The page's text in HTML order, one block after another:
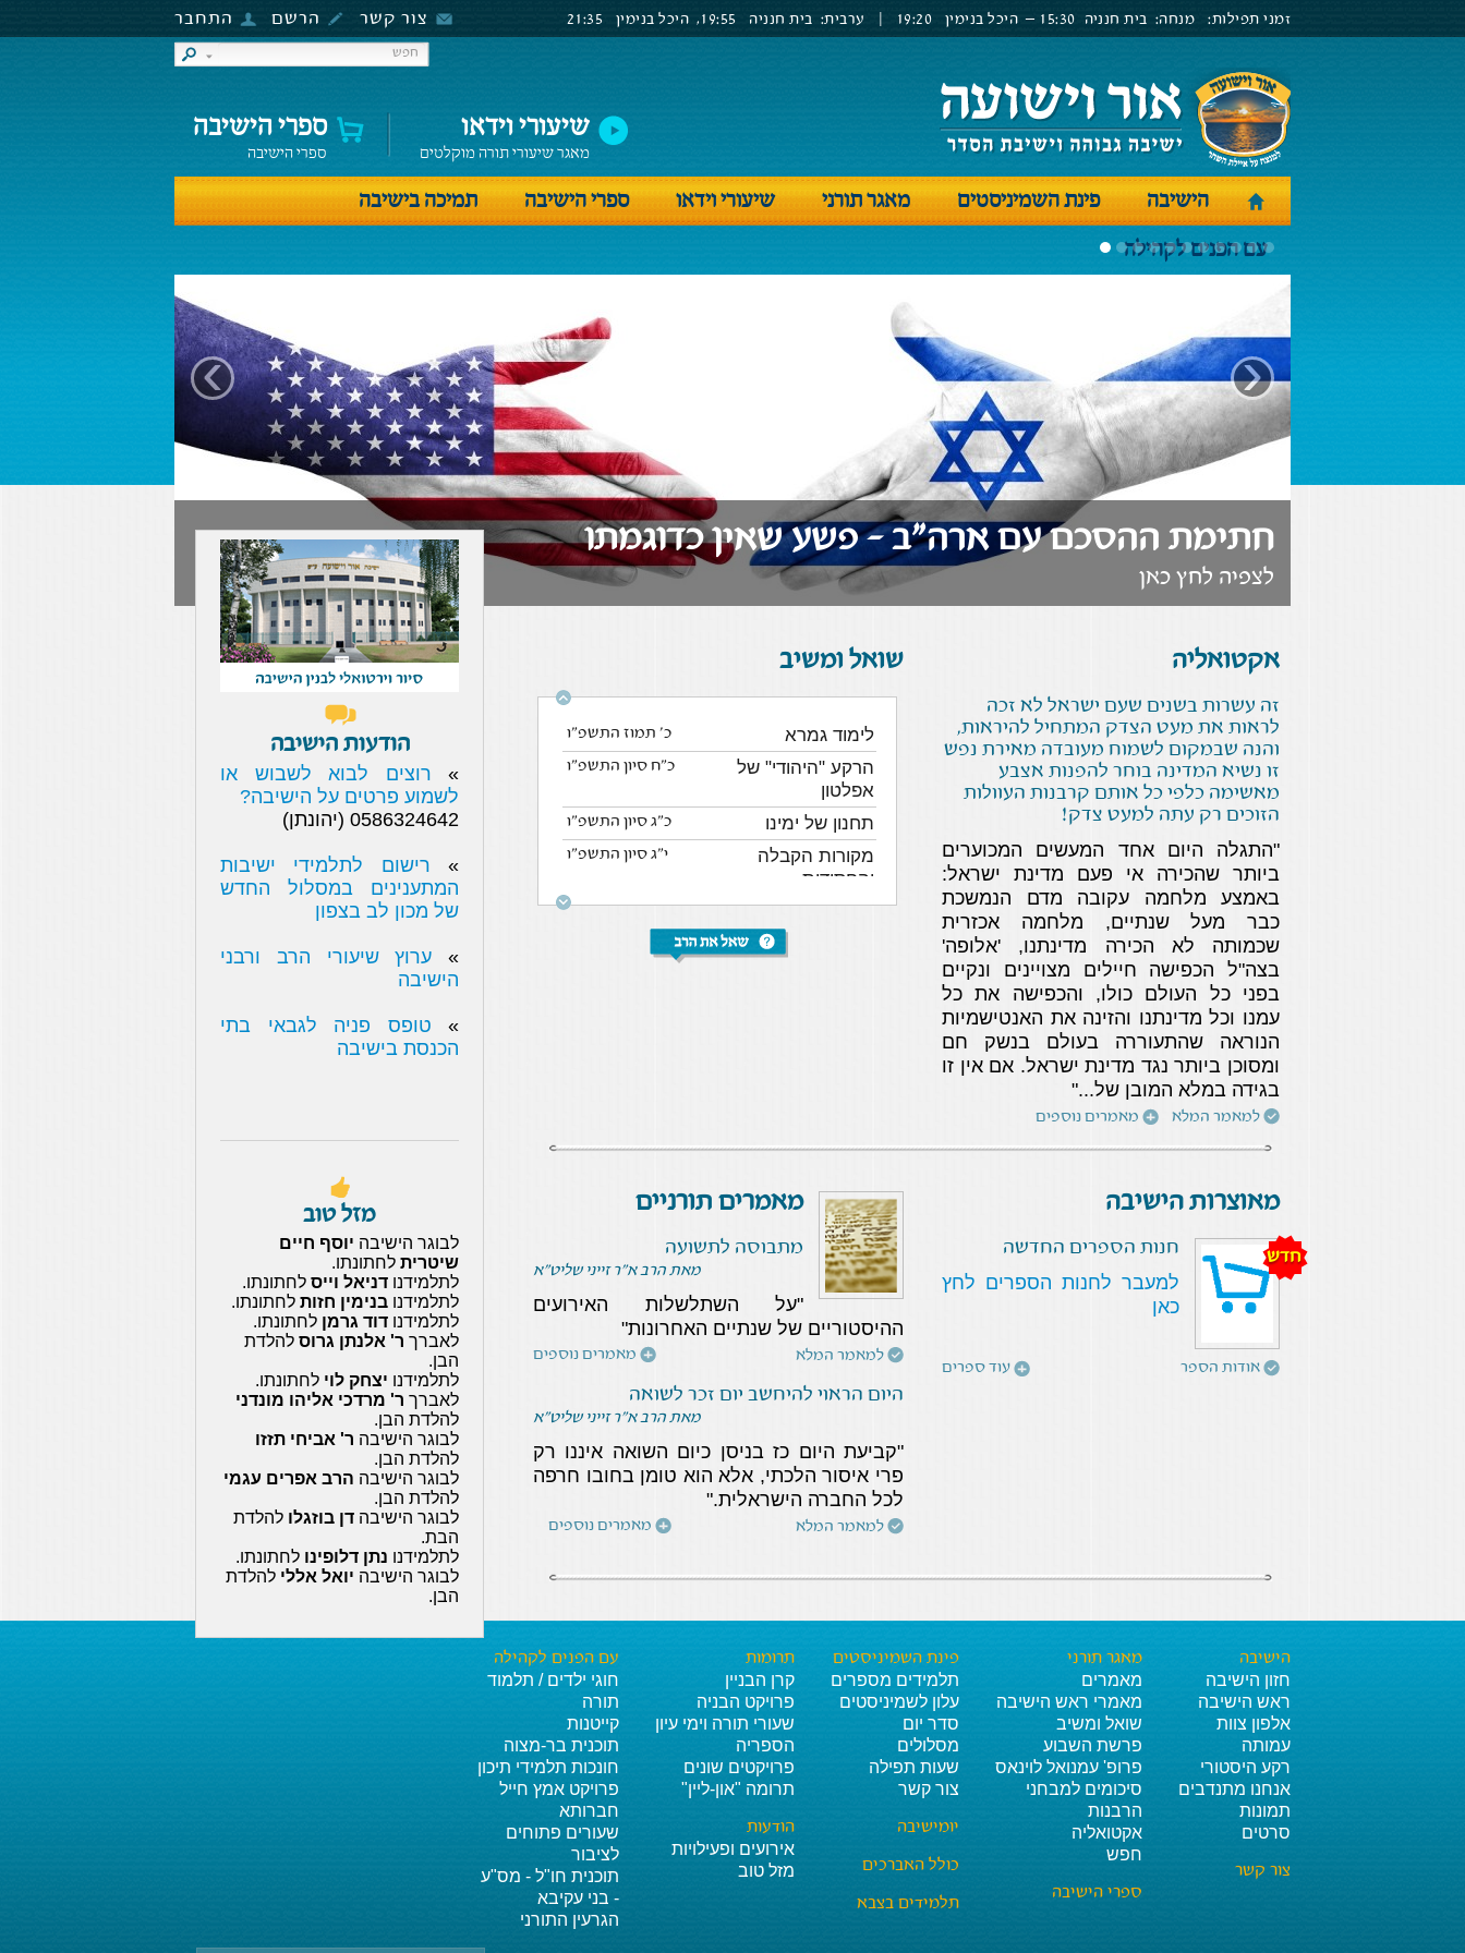
זמני תפילות: מנחה: בית חנניה 15:30 – היכל בנימין ערבית: בית חנניה היכל בנימין צור קשר הרשם התחבר
שיעורי וידאו
מאגר שיעורי תורה מוקלטים
ספרי הישיבה
ספרי הישיבה
הישיבה פינת השמיניסטים מאגר תורני שיעורי וידאו ספרי הישיבה
תמיכה בישיבה
עם הפנים לקהילה
חתימת ההסכם עם ארה"ב - פשע שאין כדוגמתו
לצפיה לחץ כאן
› ‹
הודעות הישיבה
» רוצים לבוא לשבוש או
לשמוע פרטים על הישיבה?
0586324642 (יהונתן)
» רישום לתלמידי ישיבות
המתענינים במסלול החדש
של מכון לב בצפון
» ערוץ שיעורי הרב ורבני
הישיבה
» טופס פניה לגבאי בתי
הכנסת בישיבה
מזל טוב
לבוגר הישיבה יוסף חיים
שיטרית לחתונתו.
לתלמידנו דניאל וייס לחתונתו.
לתלמידנו בנימין חזות לחתונתו.
לתלמידנו דוד גרמן לחתונתו.
לאברך ר' אלנתן גרוס להלדת
הבן.
לתלמידנו יצחק לוי לחתונתו.
לאברך ר' מרדכי אליהו מונדני
להלדת הבן.
לבוגר הישיבה ר' אביחי תזזו
להלדת הבן.
לבוגר הישיבה הרב אפרים עגמי
להלדת הבן.
לבוגר הישיבה דן בוזגלו להלדת
הבת.
לתלמידנו נתן דלופינו לחתונתו.
לבוגר הישיבה יואל אללי להלדת
הבן.
אקטואליה
זה עשרות בשנים שעם ישראל לא זכה
לראות את מעט הצדק המתחיל להיראות,
והנה שבמקום לשמוח מעובדה מאירת נפש
זו נשיא המדינה בוחר להפנות אצבע
מאשימה כלפי כל אותם קרבנות העוולות
הזוכים רק עתה למעט צדק!
"התגלה היום אחד המעשים המכוערים
ביותר שהכירה אי פעם מדינת ישראל:
באמצע מלחמה עקובה מדם הנמשכת
כבר מעל שנתיים, מלחמה אכזרית
שכמותה לא הכירה מדינתנו, 'אלופה'
בצה"ל הכפישה חיילים מצויינים ונקיים
בפני כל העולם כולו, והכפישה את כל
עמנו וכל מדינתנו והזינה את האנטישמיות
הנוראה שהתעוררה בעולם בנשק חם
ומסוכן ביותר נגד מדינת ישראל. אם אין זו
בגידה במלא המובן של..."
למאמר המלא מאמרים נוספים
שואל ומשיב
לימוד גמרא כ' תמוז התשפ"ו
הרקע "היהודי" של
אפלטון
כ"ח סיון התשפ"ו
תחנון של ימינו כ"ג סיון התשפ"ו
מקורות הקבלה
והחסידות
י"ג סיון התשפ"ו
ספר בשבת י"ב סיון התשפ"ו
יום השואה, ויום הזכרון
יציאת ילדים בכורים
כ"ב ניסן התשפ"ו
הסכם ממון בין בני זוג ל' שבט התשפ"ו
הסכמי אברהם, אז
והיום
בקשהה
שימוש לפי ההלכה
באינטרנט ובמסכים
י"ט אב התשפ"ה
סיום מסכת בתשעת
שימוש במכשיר בר מים
ביתי בשבת
י"א אייר התשפ"ה
הבהרה על מאמר הרב
בערוץ 7
לגבי התשובה בקישור
כ"ד ניסן התשפ"ה
רצועות תפילין שחורות ט"ז אדר התשפ"ה
הנחת מרק קר על
פלטה כבויה בשבת
ט"ו אדר התשפ"ה
מנהגים לאדם שלא
קיבל מסורת
ט"ז תשרי
התשפ"ה
ברכת כהנים - ברוך
הוא וברוך שמו
ט"ז תשרי
התשפ"ה
לשון הפנייה אל הקב"ה
ט"ז תשרי
התשפ"ה
אושפיזין חדשים
י"ד תשרי התשפ"ה
מאוצרות הישיבה
חדש חנות הספרים החדשה
למעבר לחנות הספרים לחץ
כאן
אודות הספר עוד ספרים
מאמרים תורניים
מתבוסה לתשועה
מאת הרב א"ר זייני שליט"א
"על השתלשלות האירועים
ההיסטוריים של שנתיים האחרונות"
למאמר המלא מאמרים נוספים
היום הראוי להיחשב יום זכר לשואה
מאת הרב א"ר זייני שליט"א
"קביעת היום כז בניסן כיום השואה איננו רק
פרי איסור הלכתי, אלא הוא טומן בחובו חרפה
לכל החברה הישראלית."
למאמר המלא מאמרים נוספים
הישיבה
חזון הישיבה
ראש הישיבה
אלפון צוות
עמותה
רקע היסטורי
אנחנו מתנדבים
תמונות
סרטים
צור קשר
מאגר תורני
מאמרים
מאמרי ראש הישיבה
שואל ומשיב
פרשת השבוע
פרופ' עמנואל לוינאס
סיכומים למבחני
הרבנות
אקטואליה
חפש
ספרי הישיבה
פינת השמיניסטים
תלמידים מספרים
עלון לשמיניסטים
סדר יום
מסלולים
שעות תפילה
צור קשר
יומישיבה
כולל האברכים
תלמידים בצבא
תרומות
קרן הבניין
פרויקט הבניה
שעורי תורה וימי עיון
הספריה
פרויקטים שונים
תרומה "און-ליין"
הודעות
אירועים ופעילויות
מזל טוב
עם הפנים לקהילה
חוגי ילדים / תלמוד
תורה
קייטנות
תוכנית בר-מצוה
חונכות תלמידי תיכון
פרויקט אמץ חייל
חברותא
שעורים פתוחים
לציבור
תוכנית חו"ל - מס"ע
- בני עקיבא
הגרעין התורני